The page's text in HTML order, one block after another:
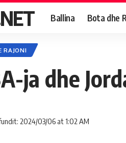
Ballina Bota dhe
RAJONI
ja dhe
2024/03/06 at 1:02 AM